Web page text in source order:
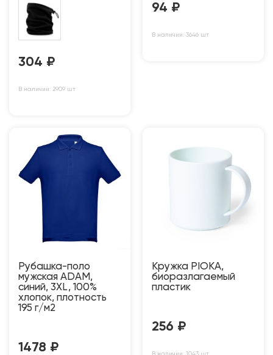
304 ₽
В наличии: 2909 шт
94 ₽
В наличии: 3646 шт
Рубашка-поло
мужская ADAM,
синий, 3XL, 100%
хлопок, плотность
195 г/м2
1478 ₽
Кружка PIOKA,
биоразлагаемый
пластик
256 ₽
В наличии: 1043 шт